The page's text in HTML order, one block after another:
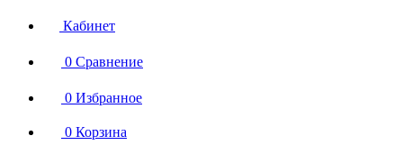
Кабинет
0 Сравнение
0 Избранное
0 Корзина